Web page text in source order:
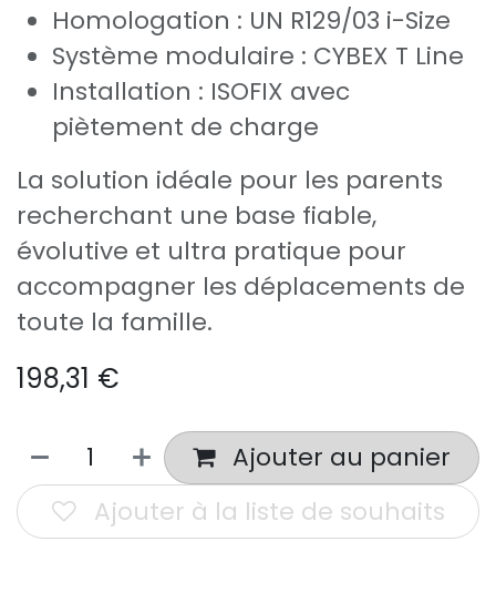
Homologation : UN R129/03 i-Size
Système modulaire : CYBEX T Line
Installation : ISOFIX avec
piètement de charge
La solution idéale pour les parents
recherchant une base fiable,
évolutive et ultra pratique pour
accompagner les déplacements de
toute la famille.
198,31 €
Ajouter au panier
Ajouter à la liste de souhaits